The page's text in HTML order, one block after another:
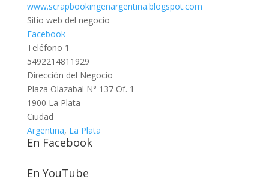
www.scrapbookingenargentina.blogspot.com
Sitio web del negocio
Facebook
Teléfono 1
5492214811929
Dirección del Negocio
Plaza Olazabal N° 137 Of. 1
1900 La Plata
Ciudad
Argentina, La Plata
En Facebook
En YouTube